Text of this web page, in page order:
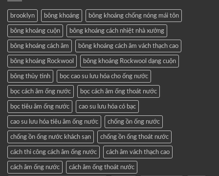
brooklyn bông khoáng bông khoáng chống nóng mái tôn
bông khoáng cuộn bông khoáng cách nhiệt nhà xưởng
bông khoáng cách âm bông khoáng cách âm vách thạch cao
bông khoáng Rockwool bông khoáng Rockwool dạng cuộn
bông thủy tinh bọc cao su lưu hóa cho ống nước
bọc cách âm ống nước bọc cách âm ống thoát nước
bọc tiêu âm ống nước cao su lưu hóa có bạc
cao su lưu hóa tiêu âm ống nước chống ồn ống nước
chống ồn ống nước khách sạn chống ồn ống thoát nước
cách thi công cách âm ống nước cách âm vách thạch cao
cách âm ống nước cách âm ống thoát nước